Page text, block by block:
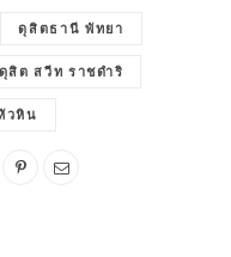
ดุสิตธานี พัทยา
สิต สวีท ราชดำริ
วหิน